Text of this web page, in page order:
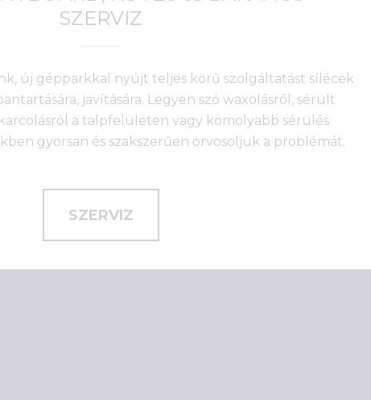
SZERVIZ
új gépparkkal nyújt teljes körű szolgáltatást sílécek
javítására. Legyen szó waxolásról, sérült
a talpfelületen vagy komolyabb sérülés
gyorsan és szakszerűen orvosoljuk a problémát.
SZERVIZ